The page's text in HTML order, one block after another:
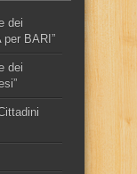
dei
BARI”
dei